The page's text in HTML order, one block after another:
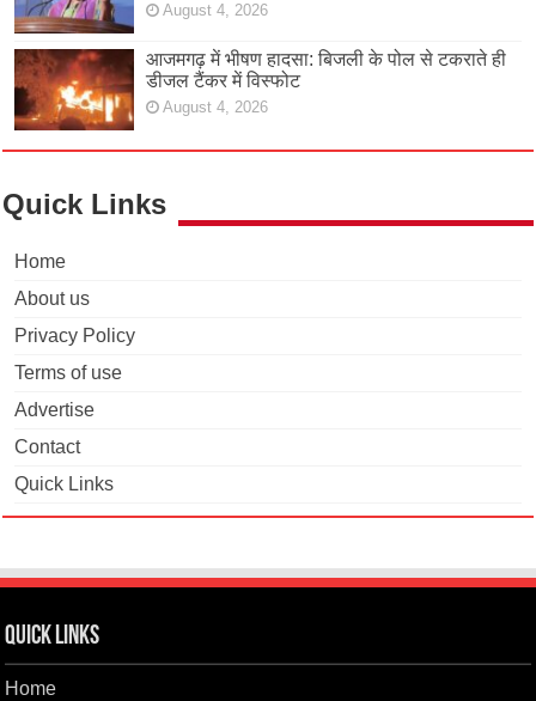
August 4, 2026
आजमगढ़ में भीषण हादसा: बिजली के पोल से टकराते ही
डीजल टैंकर में विस्फोट
August 4, 2026
Quick Links
Home
About us
Privacy Policy
Terms of use
Advertise
Contact
Quick Links
Quick Links
Home